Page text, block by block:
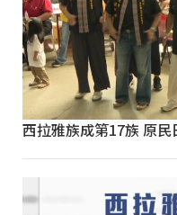
西拉雅族成第17族 原